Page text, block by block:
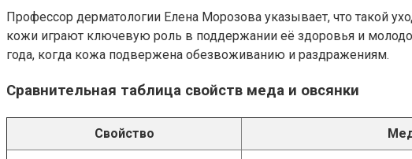
Профессор дерматологии Елена Морозова указывает, что такой
кожи играют ключевую роль в поддержании её здоровья и
года, когда кожа подвержена обезвоживанию и раздражениям.
Сравнительная таблица свойств меда и овсянки
Свойство